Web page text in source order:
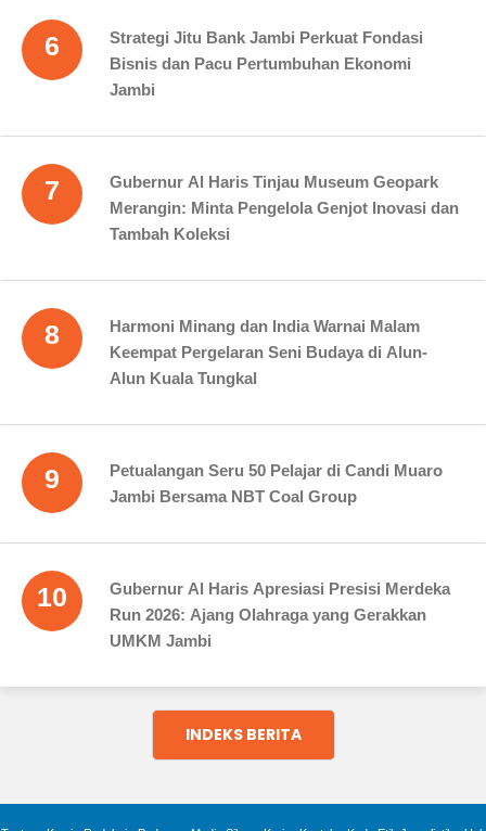
6
Strategi Jitu Bank Jambi Perkuat Fondasi
Bisnis dan Pacu Pertumbuhan Ekonomi
Jambi
7
Gubernur Al Haris Tinjau Museum Geopark
Merangin: Minta Pengelola Genjot Inovasi dan
Tambah Koleksi
8
Harmoni Minang dan India Warnai Malam
Keempat Pergelaran Seni Budaya di Alun-
Alun Kuala Tungkal
9
Petualangan Seru 50 Pelajar di Candi Muaro
Jambi Bersama NBT Coal Group
10
Gubernur Al Haris Apresiasi Presisi Merdeka
Run 2026: Ajang Olahraga yang Gerakkan
UMKM Jambi
INDEKS BERITA